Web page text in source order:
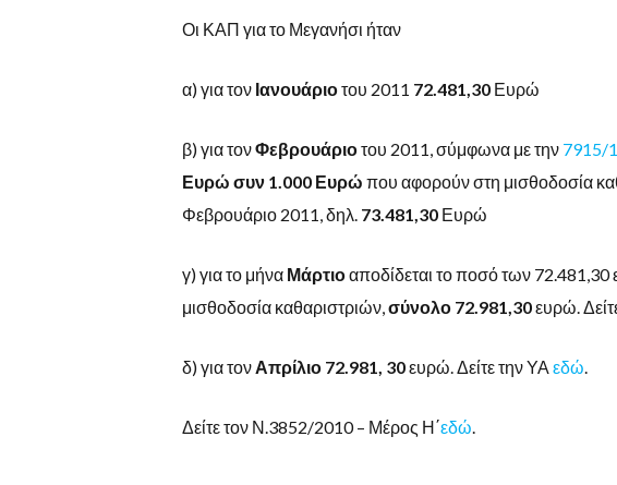
Οι ΚΑΠ για το Μεγανήσι ήταν
α) για τον Ιανουάριοτου 2011 72.481,30Ευρώ
β) για τονΦεβρουάριοτου 2011, σύμφωνα με την 7915/
Ευρώ συν 1.000 Ευρώ που αφορούν στη μισθοδοσία
Φεβρουάριο 2011, δηλ. 73.481,30Ευρώ
γ) για το μήνα Μάρτιοαποδίδεται το ποσό των 72.481,30
μισθοδοσία καθαριστριών,σύνολο 72.981,30ευρώ.
δ) για τον Απρίλιο 72.981, 30ευρώ. Δείτε την ΥΑ εδώ.
Δείτε τον Ν.3852/2010 – Μέρος Η΄εδώ.